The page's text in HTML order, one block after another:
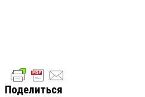
Поделиться